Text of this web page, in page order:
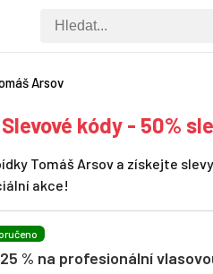
Arsov
kódy - 50%
Tomáš Arsov a získejte
akce!
% na profesionální